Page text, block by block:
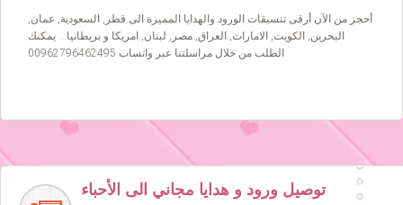
أحجز من الآن أرقى تنسيقات الورود والهدايا المميزة الى قطر, السعودية, عمان,
البحرين, الكويت, الامارات, العراق, مصر, لبنان, امريكا و بريطانيا… يمكنك
الطلب من خلال مراسلتنا عبر واتساب 00962796462495
توصيل ورود و هدايا مجاني الى الأحباء